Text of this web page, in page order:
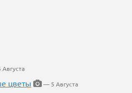
цветы
— 5 Августа